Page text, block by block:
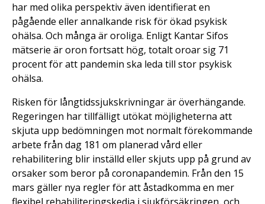
har med olika perspektiv även identifierat en
pågående eller annalkande risk för ökad psykisk
ohälsa. Och många är oroliga. Enligt Kantar Sifos
mätserie är oron fortsatt hög, totalt oroar sig 71
procent för att pandemin ska leda till stor psykisk
ohälsa.
Risken för långtidssjukskrivningar är överhängande.
Regeringen har tillfälligt utökat möjligheterna att
skjuta upp bedömningen mot normalt förekommande
arbete från dag 181 om planerad vård eller
rehabilitering blir inställd eller skjuts upp på grund av
orsaker som beror på coronapandemin. Från den 15
mars gäller nya regler för att åstadkomma en mer